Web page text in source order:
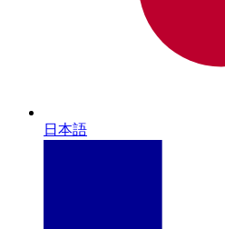
日本語